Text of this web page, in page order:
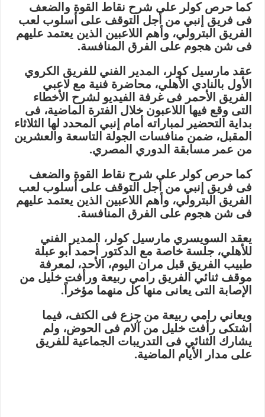
كما حرص كولر على شرح نقاط القوة والضعف
فى فريق إنبي من أجل التوقف على أسلوب لعب
الفريق البترولي، وأهم اللاعبين الذين يعتمد عليهم
فى شن هجوم على الفرق المنافسة.
عقد مارسيل كولر، المدير الفني للفريق الكروي
الأول بالنادي الأهلي، محاضرة فنية مع لاعبي
الفريق الأحمر فى غرفة الفيديو لشرح الأخطاء
التى وقع فيها اللاعبون خلال الفترة الماضية، فى
بداية التحضير لمباراته أمام إنبي المحدد لها الثلاثاء
المقبل، ضمن منافسات الجولة التاسعة والعشرين
من عمر مسابقة الدوري المصري.
كما حرص كولر على شرح نقاط القوة والضعف
فى فريق إنبي من أجل التوقف على أسلوب لعب
الفريق البترولي، وأهم اللاعبين الذين يعتمد عليهم
فى شن هجوم على الفرق المنافسة.
يعقد السويسري مارسيل كولر، المدير الفني
للأهلي، جلسة خاصة مع الدكتور أحمد أبو عبلة
طبيب الفريق قبل مران اليوم، الأحد، لمعرفة
موقف ثنائي الفريق رامي ربيعة ورأفت خليل من
الإصابة التى يعانى منها كل منهما مؤخراً.
ويعاني رامي ربيعة من جزع فى الكتف، فيما
اشتكى رأفت خليل من آلام فى الحوض، ولم
يشارك الثنائي فى التدريبات الجماعية للفريق
على مدار الأيام الماضية.